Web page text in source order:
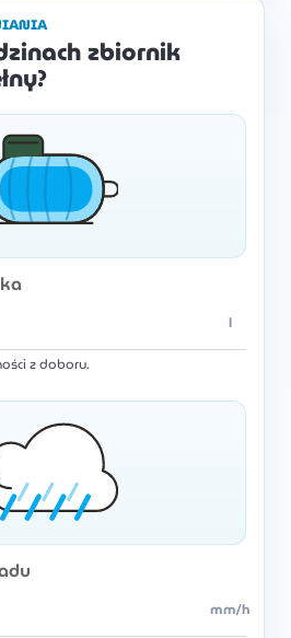
zbiornik
l
z doboru.
mm/h